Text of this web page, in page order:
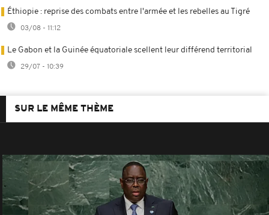
Éthiopie : reprise des combats entre l'armée et les rebelles au Tigré
03/08 - 11:12
Le Gabon et la Guinée équatoriale scellent leur différend territorial
29/07 - 10:39
SUR LE MÊME THÈME